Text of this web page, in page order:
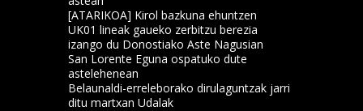
[ATARIKOA] Kirol bazkuna ehuntzen
UK01 lineak gaueko zerbitzu berezia
izango du Donostiako Aste Nagusian
San Lorente Eguna ospatuko dute
astelehenean
Belaunaldi-erreleborako dirulaguntzak jarri
ditu martxan Udalak